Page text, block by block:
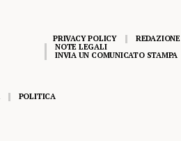
PRIVACY POLICY
REDAZIONE
NOTE LEGALI
INVIA UN COMUNICATO STAMPA
POLITICA